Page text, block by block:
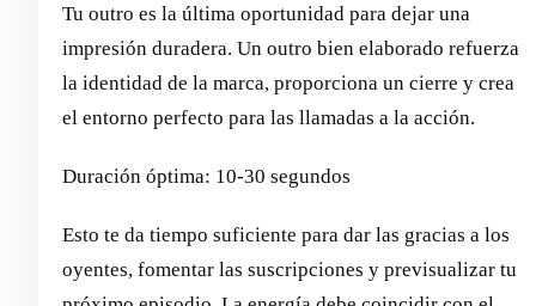
Tu outro es la última oportunidad para dejar una
impresión duradera. Un outro bien elaborado refuerza
la identidad de la marca, proporciona un cierre y crea
el entorno perfecto para las llamadas a la acción.
Duración óptima: 10-30 segundos
Esto te da tiempo suficiente para dar las gracias a los
oyentes, fomentar las suscripciones y previsualizar tu